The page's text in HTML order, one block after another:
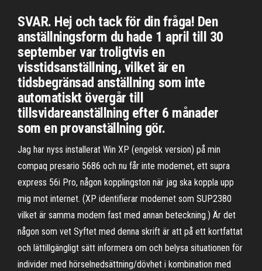
SVAR. Hej och tack för din fråga! Den
anställningsform du hade 1 april till 30
september var troligtvis en
visstidsanställning, vilket är en
tidsbegränsad anställning som inte
automatiskt övergår till
tillsvidareanställning efter 6 månader
som en provanställning gör.
Jag har nyss installerat Win XP (engelsk version) på min
compaq presario 5686 och nu får inte modemet, ett supra
express 56i Pro, någon kopplingston när jag ska koppla upp
mig mot internet. (XP identifierar modemet som SUP2380
vilket är samma modem fast med annan beteckning.) Är det
någon som vet Syftet med denna skrift är att på ett kortfattat
och lättillgängligt sätt informera om och belysa situationen för
individer med hörselnedsättning/dövhet i kombination med